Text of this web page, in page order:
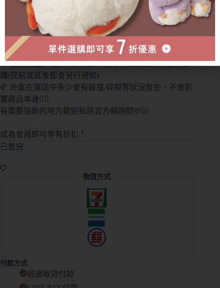
890
🎐 收單時間：數量有限，售完為止(若有缺貨斷貨會另行
通知💫)
🥐 預購商品2-3週(不含假日)，能等待的菠友們再進行訂
購(提前或延後都會另行通知)
🥐 外盒在運送中多少會有碰撞/碎裂等狀況發生，不會影
響商品本身🙇‍♀️
有需要協助的地方歡迎私訊官方賴詢問🫶🏻
成為會員即可享有折扣！
已售完
物流方式
付款方式
超商取貨付款